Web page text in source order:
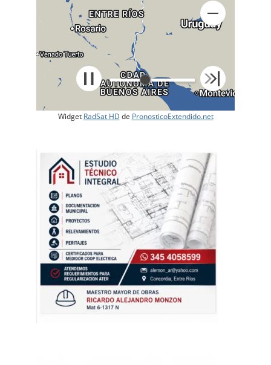
Widget RadSat HD de PronosticoExtendido.net